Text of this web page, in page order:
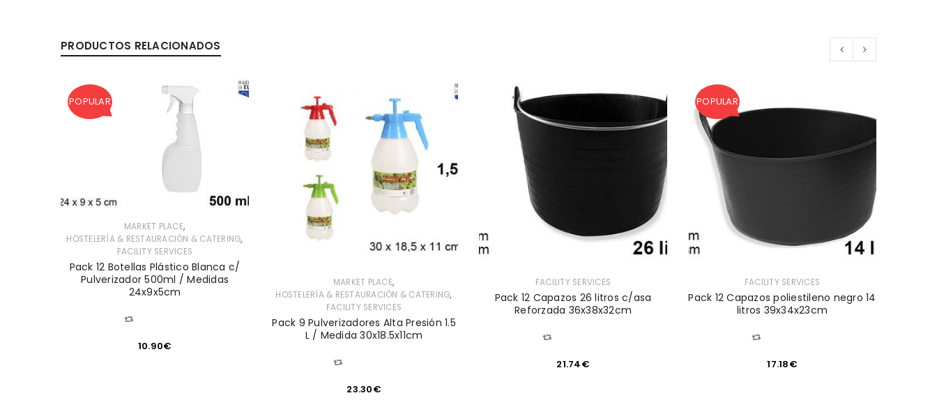
PRODUCTOS RELACIONADOS
POPULAR
MARKET PLACE,
HOSTELERÍA & RESTAURACIÓN & CATERING,
FACILITY SERVICES
Pack 12 Botellas Plástico Blanca c/
Pulverizador 500ml / Medidas
24x9x5cm
COMPARAR
10.90€
MARKET PLACE,
HOSTELERÍA & RESTAURACIÓN & CATERING,
FACILITY SERVICES
Pack 9 Pulverizadores Alta Presión 1.5
L / Medida 30x18.5x11cm
COMPARAR
23.30€
FACILITY SERVICES
Pack 12 Capazos 26 litros c/asa
Reforzada 36x38x32cm
COMPARAR
21.74€
POPULAR
FACILITY SERVICES
Pack 12 Capazos poliestileno negro 14
litros 39x34x23cm
COMPARAR
17.18€